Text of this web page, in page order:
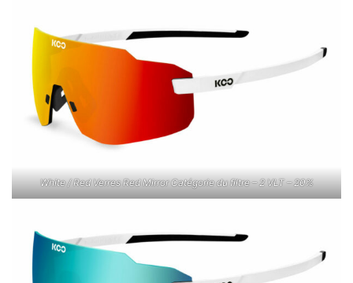
White / Red Verres Red Mirror Catégorie du filtre – 2 VLT – 20%